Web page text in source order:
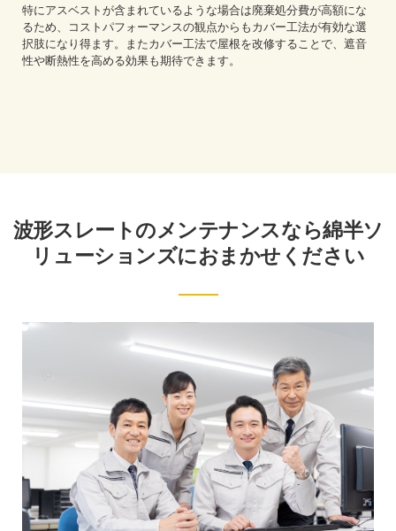
特にアスベストが含まれているような場合は廃棄処分費が高額にな
るため、コストパフォーマンスの観点からもカバー工法が有効な選
択肢になり得ます。またカバー工法で屋根を改修することで、遮音
性や断熱性を高める効果も期待できます。
波形スレートのメンテナンスなら綿半ソ
リューションズにおまかせください